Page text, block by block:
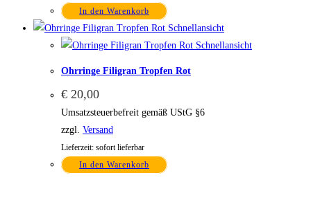
In den Warenkorb
Schnellansicht
Schnellansicht
Ohrringe Filigran Tropfen Rot
€ 20,00
Umsatzsteuerbefreit gemäß UStG §6
zzgl. Versand
Lieferzeit: sofort lieferbar
In den Warenkorb